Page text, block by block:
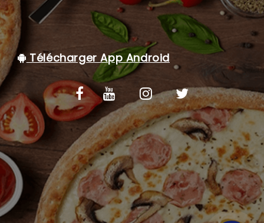
Télécharger App Android